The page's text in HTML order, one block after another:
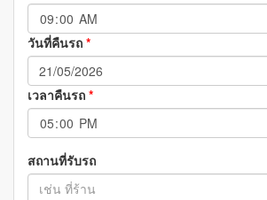
วันที่คืนรถ *
เวลาคืนรถ *
สถานที่รับรถ